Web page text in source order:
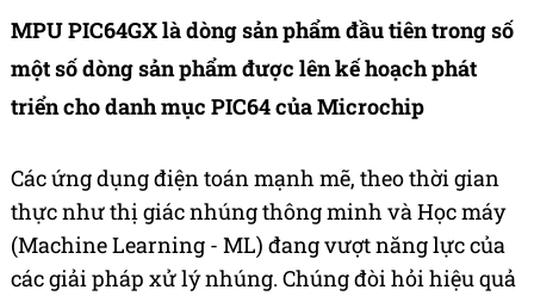
MPU PIC64GX là dòng sản phẩm đầu tiên trong số
một số dòng sản phẩm được lên kế hoạch phát
triển cho danh mục PIC64 của Microchip
Các ứng dụng điện toán mạnh mẽ, theo thời gian
thực như thị giác nhúng thông minh và Học máy
(Machine Learning - ML) đang vượt năng lực của
các giải pháp xử lý nhúng. Chúng đòi hỏi hiệu quả